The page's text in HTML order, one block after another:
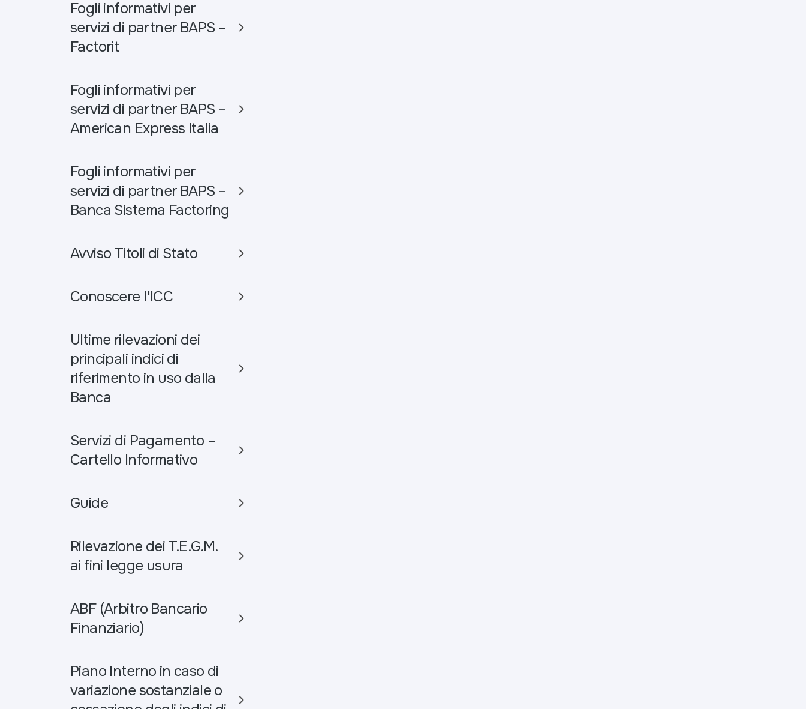
Fogli informativi per
servizi di partner BAPS –
Factorit
Fogli informativi per
servizi di partner BAPS –
American Express Italia
Fogli informativi per
servizi di partner BAPS –
Banca Sistema Factoring
Avviso Titoli di Stato
Conoscere l'ICC
Ultime rilevazioni dei
principali indici di
riferimento in uso dalla
Banca
Servizi di Pagamento –
Cartello Informativo
Guide
Rilevazione dei T.E.G.M.
ai fini legge usura
ABF (Arbitro Bancario
Finanziario)
Piano Interno in caso di
variazione sostanziale o